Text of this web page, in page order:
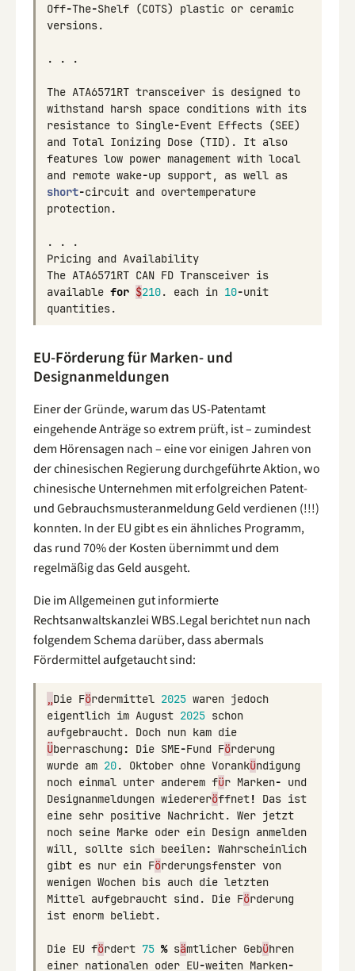
Off-The-Shelf (COTS) plastic or ceramic
versions.
. . .
The ATA6571RT transceiver is designed to
withstand harsh space conditions with its
resistance to Single-Event Effects (SEE)
and Total Ionizing Dose (TID). It also
features low power management with local
and remote wake-up support, as well as
short-circuit and overtemperature
protection.
. .
.
Pricing and Availability
The ATA6571RT CAN FD Transceiver is
available for $210. each in 10-unit
quantities.
EU-Förderung für Marken- und
Designanmeldungen
Einer der Gründe, warum das US-Patentamt
eingehende Anträge so extrem prüft, ist – zumindest
dem Hörensagen nach – eine vor einigen Jahren von
der chinesischen Regierung durchgeführte Aktion, wo
chinesische Unternehmen mit erfolgreichen Patent-
und Gebrauchsmusteranmeldung Geld verdienen (!!!)
konnten. In der EU gibt es ein ähnliches Programm,
das rund 70% der Kosten übernimmt und dem
regelmäßig das Geld ausgeht.
Die im Allgemeinen gut informierte
Rechtsanwaltskanzlei WBS.Legal berichtet nun nach
folgendem Schema darüber, dass abermals
Fördermittel aufgetaucht sind:
„Die Fördermittel 2025 waren jedoch
eigentlich im August 2025 schon
aufgebraucht. Doch nun kam die
Überraschung : Die SME-Fund Förderung
wurde am 20. Oktober ohne Vorankündigung
noch einmal unter anderem für Marken- und
Designanmeldungen wiedereröffnet! Das ist
eine sehr positive Nachricht. Wer jetzt
noch seine Marke oder ein Design anmelden
will, sollte sich beeilen: Wahrscheinlich
gibt es nur ein Förderungsfenster von
wenigen Wochen bis auch die letzten
Mittel aufgebraucht sind. Die Förderung
ist enorm beliebt.
Die EU fördert 75 % sämtlicher Gebühren
einer nationalen oder EU-weiten Marken-